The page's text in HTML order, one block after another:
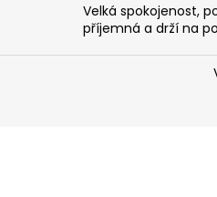
Velká spokojenost,
příjemná a drží na